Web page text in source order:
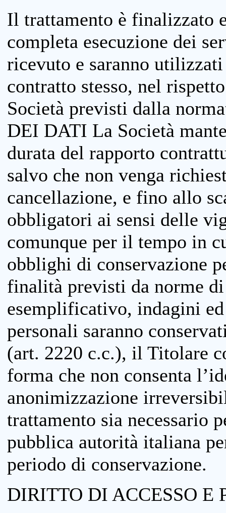
Il trattamento è finalizzato
completa esecuzione dei
ricevuto e saranno
contratto stesso, nel
Società previsti dalla
DEI DATI La Società
durata del rapporto
salvo che non venga
cancellazione, e fino allo
obbligatori ai sensi delle
comunque per il tempo in
obblighi di conservazione
finalità previsti da norme
esemplificativo, indagini
personali saranno
(art. 2220 c.c.), il Titolare
forma che non consenta
anonimizzazione
trattamento sia necessario
pubblica autorità italiana
periodo di conservazione.
DIRITTO DI ACCESSO